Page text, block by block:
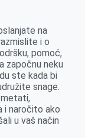
na
i o
pomoć,
započnu neku
ste kada bi
snage.
naročito ako
u vaš način